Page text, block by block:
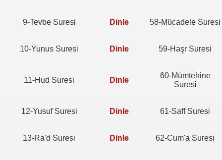
9-Tevbe Suresi Dinle 58-Mücadele Suresi
10-Yunus Suresi Dinle 59-Haşr Suresi
11-Hud Suresi Dinle
60-Mümtehine
Suresi
12-Yusuf Suresi Dinle 61-Saff Suresi
13-Ra'd Suresi Dinle 62-Cum'a Suresi